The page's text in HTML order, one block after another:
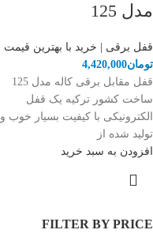
FILTER BY PRICE
مدل 125
قفل برقی | خرید با بهترین قیمت
تومان4,420,000
قفل مقابل برقی کاله مدل 125
ساخت کشور ترکیه یک قفل
الکترونیکی با کیفیت بسیار خوب و
تولید شده از
افزودن به سبد خرید